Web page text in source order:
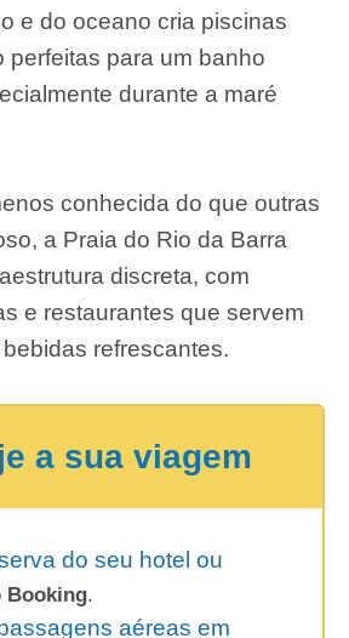
e do oceano cria piscinas
perfeitas para um banho
durante a maré
conhecida do que outras
a Praia do Rio da Barra
discreta, com
e restaurantes que servem
refrescantes.
a sua viagem
do seu hotel ou
Booking.
aéreas em